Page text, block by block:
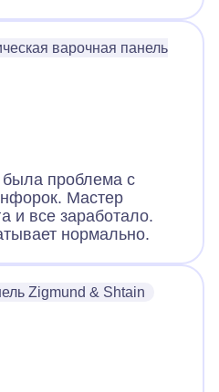
варочная панель
проблема с
Мастер
и все заработало.
нормально.
Zigmund & Shtain